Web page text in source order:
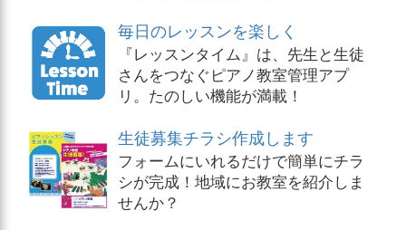
毎日のレッスンを楽しく
『レッスンタイム』は、先生と生徒
さんをつなぐピアノ教室管理アプ
リ。たのしい機能が満載！
生徒募集チラシ作成します
フォームにいれるだけで簡単にチラ
シが完成！地域にお教室を紹介しま
せんか？